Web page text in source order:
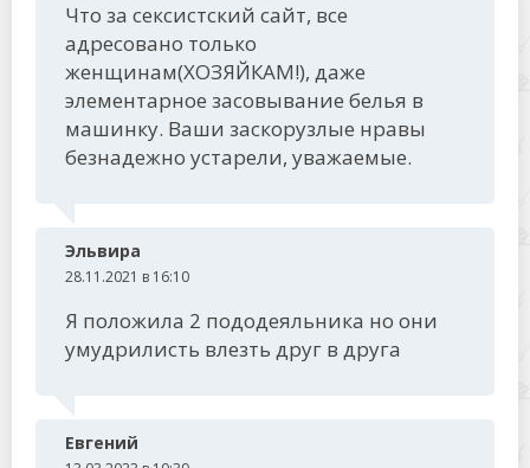
Что за сексистский сайт, все
адресовано только
женщинам(ХОЗЯЙКАМ!), даже
элементарное засовывание белья в
машинку. Ваши заскорузлые нравы
безнадежно устарели, уважаемые.
Эльвира
28.11.2021 в 16:10
Я положила 2 пододеяльника но они
умудрилисть влезть друг в друга
Евгений